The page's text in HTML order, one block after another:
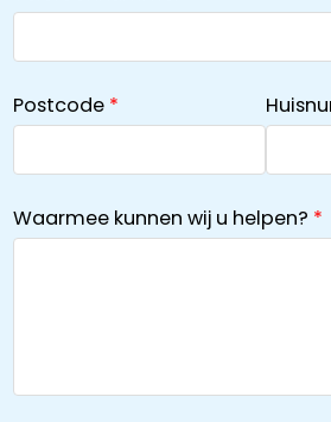
Postcode
Waarmee kunnen wij u helpen?